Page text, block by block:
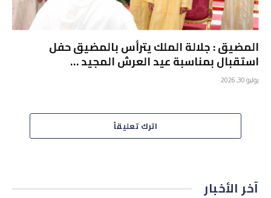
المضيق : جلالة الملك يترأس بالمضيق حفل
استقبال بمناسبة عيد العرش المجيد …
يوليو 30, 2026
اترك تعليقاً
آخر الأخبار